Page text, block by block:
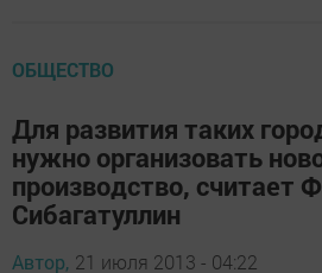
ОБЩЕСТВО
Для развития таких
нужно организовать
производство, считает
Сибагатуллин
Автор, 21 июля 2013 - 04:22